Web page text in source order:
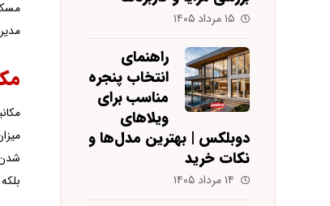
۱۵ مرداد ۱۴۰۵
راهنمای
انتخاب پنجره
مناسب برای
ویلاهای
دوبلکس | بهترین مدل‌ها و
نکات خرید
۱۴ مرداد ۱۴۰۵